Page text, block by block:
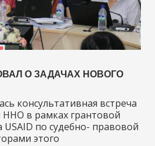
О ЗАДАЧАХ НОВОГО
консультативная встреча
ННО в рамках грантовой
по судебно- правовой
этого